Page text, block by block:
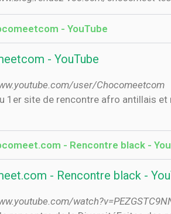
- YouTube
- YouTube
user/Chocomeetcom
1er site de rencontre afro antillais
- Rencontre black -
- Rencontre black -